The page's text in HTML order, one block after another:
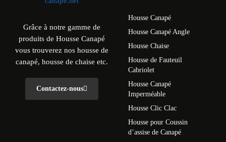
Grâce à notre gamme de
produits de Housse Canapé
vous trouverez nos housse de
canapé, housse de chaise etc.
Contactez-nous
Housse Canapé
Housse Canapé Angle
Housse Chaise
Housse de Fauteuil
Cabriolet
Housse Canapé
Imperméable
Housse Clic Clac
Housse pour Coussin
d’assise de Canapé